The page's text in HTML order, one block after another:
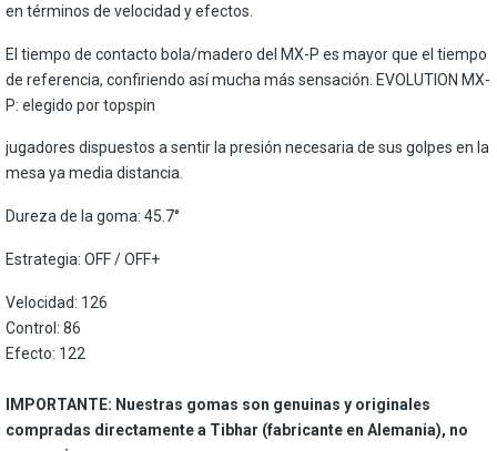
en términos de velocidad y efectos.
El tiempo de contacto bola/madero del MX-P es mayor que el tiempo
de referencia, confiriendo así mucha más sensación. EVOLUTION MX-
P: elegido por topspin
jugadores dispuestos a sentir la presión necesaria de sus golpes en la
mesa ya media distancia.
Dureza de la goma: 45.7°
Estrategia: OFF / OFF+
Velocidad: 126
Control: 86
Efecto: 122
IMPORTANTE: Nuestras gomas son genuinas y originales
compradas directamente a Tibhar (fabricante en Alemania), no